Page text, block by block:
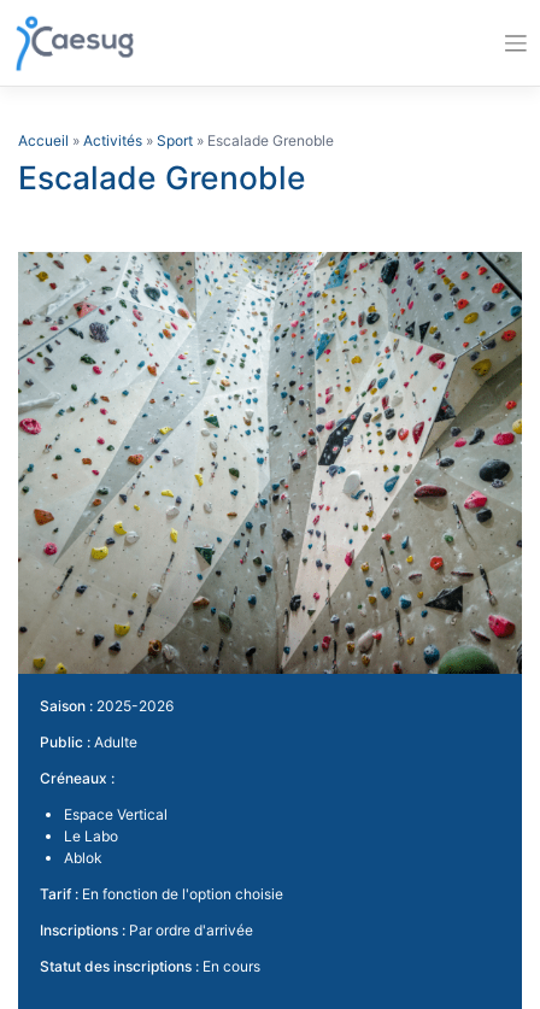
content
Accueil » Activités » Sport » Escalade Grenoble
Escalade Grenoble
Saison : 2025-2026
Public : Adulte
Créneaux :
Espace Vertical
Le Labo
Ablok
Tarif : En fonction de l'option choisie
Inscriptions : Par ordre d'arrivée
Statut des inscriptions : En cours